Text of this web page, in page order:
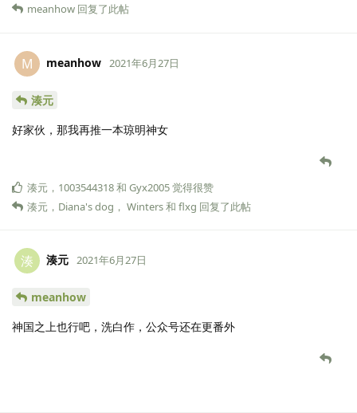
meanhow 回复了此帖
M meanhow 2021年6月27日
湊元
好家伙，那我再推一本琼明神女
湊元 ， 1003544318和 Gyx2005觉得很赞
湊元 ， Diana's dog ， Winters和 flxg 回复了此帖
湊 湊元 2021年6月27日
meanhow
神国之上也行吧，洗白作，公众号还在更番外